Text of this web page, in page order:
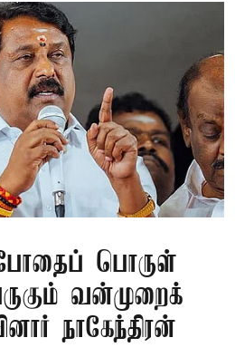
பொருள்
வன்முறைக்
நாகேந்திரன்